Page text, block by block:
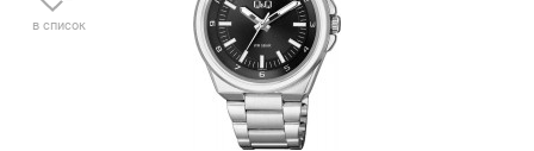
в список